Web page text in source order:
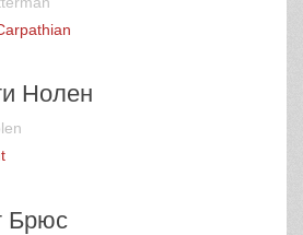
Нолен
Брюс